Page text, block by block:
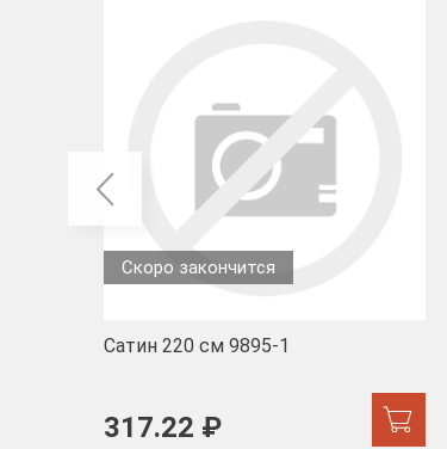
Скоро закончится
Сатин 220 см 9895-1
317.22 ₽